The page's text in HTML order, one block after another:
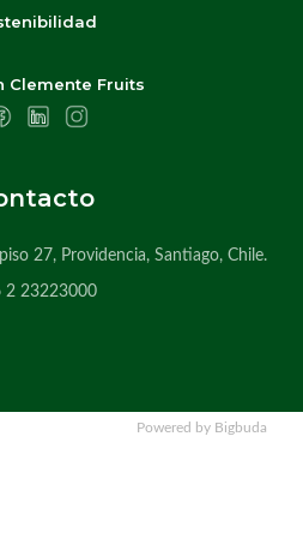
Clemente Fruits
27, Providencia, Santiago, Chile.
2 23223000
Powered by Bigbuda